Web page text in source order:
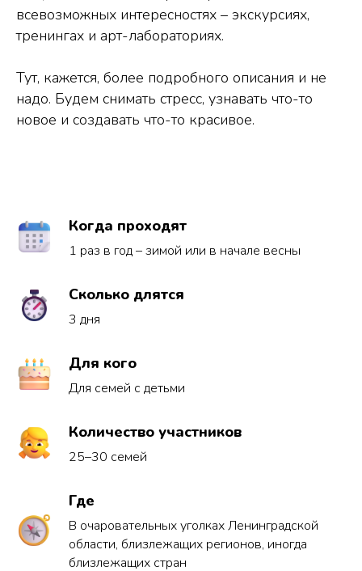
всевозможных интересностях – экскурсиях,
тренингах и арт-лабораториях.
Тут, кажется, более подробного описания и не
надо. Будем снимать стресс, узнавать что-то
новое и создавать что-то красивое.
Когда проходят
1 раз в год – зимой или в начале весны
Сколько длятся
3 дня
Для кого
Для семей с детьми
Количество участников
25–30 семей
Где
В очаровательных уголках Ленинградской
области, близлежащих регионов, иногда
близлежащих стран